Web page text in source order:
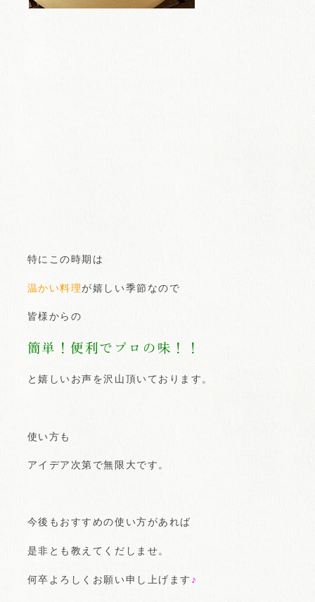
特にこの時期は
温かい料理 が嬉しい季節なので
皆様からの
簡単！便利でプロの味！！
と嬉しいお声を沢山頂いております。
使い方も
アイデア次第で無限大です。
今後もおすすめの使い方があれば
是非とも教えてくだしませ。
何卒よろしくお願い申し上げます ♪